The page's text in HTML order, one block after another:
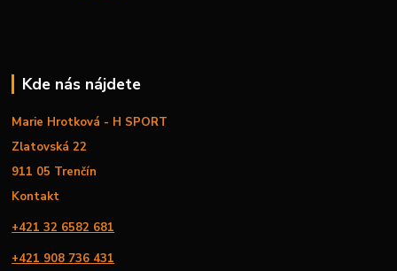
Kde nás nájdete
Marie Hrotková - H SPORT
Zlatovská 22
911 05 Trenčín
Kontakt
+421 32 6582 681
+421 908 736 431